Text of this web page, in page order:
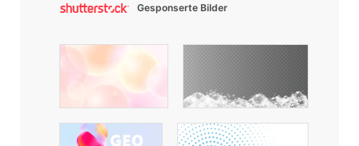
Gesponserte Bilder